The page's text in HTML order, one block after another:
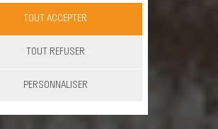
TOUT ACCEPTER
TOUT REFUSER
PERSONNALISER